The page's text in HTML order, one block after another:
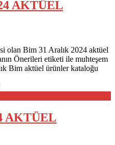
AKTÜEL
olan Bim 31 Aralık 2024 aktüel
Önerileri etiketi ile muhteşem
Bim aktüel ürünler kataloğu
AKTÜEL